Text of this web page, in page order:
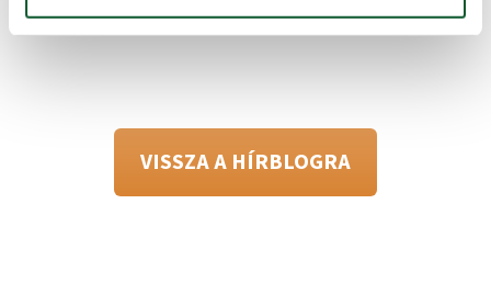
VISSZA A HÍRBLOGRA